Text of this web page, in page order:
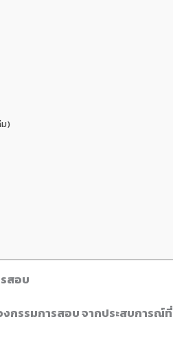
)
สอบ
กรรมการสอบ จากประสบการณ์ที่